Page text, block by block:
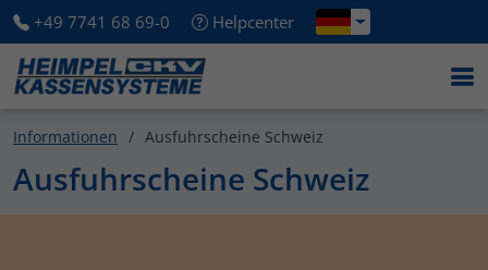
+49 7741 68 69-0 Helpcenter
Informationen Ausfuhrscheine Schweiz
Ausfuhrscheine Schweiz